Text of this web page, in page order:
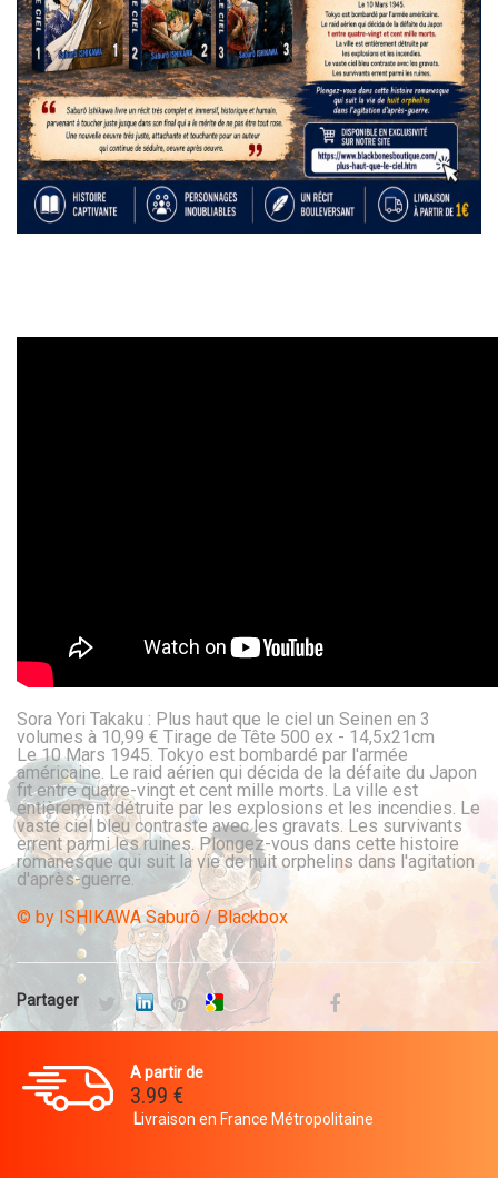
Sora Yori Takaku : Plus haut que le ciel un Seinen en 3
volumes à 10,99 € Tirage de Tête 500 ex - 14,5x21cm
Le 10 Mars 1945. Tokyo est bombardé par l'armée
américaine. Le raid aérien qui décida de la défaite du Japon
fit entre quatre-vingt et cent mille morts. La ville est
entièrement détruite par les explosions et les incendies. Le
vaste ciel bleu contraste avec les gravats. Les survivants
errent parmi les ruines. Plongez-vous dans cette histoire
romanesque qui suit la vie de huit orphelins dans l'agitation
d'après-guerre.
© by ISHIKAWA Saburô / Blackbox
Partager
A partir de
3.99 €
Livraison en France Métropolitaine